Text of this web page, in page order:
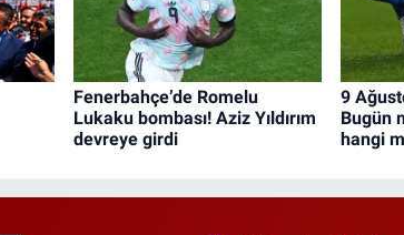
Fenerbahçe’de Romelu
Lukaku bombası! Aziz Yıldırım
devreye girdi
9
Bugün
hangi